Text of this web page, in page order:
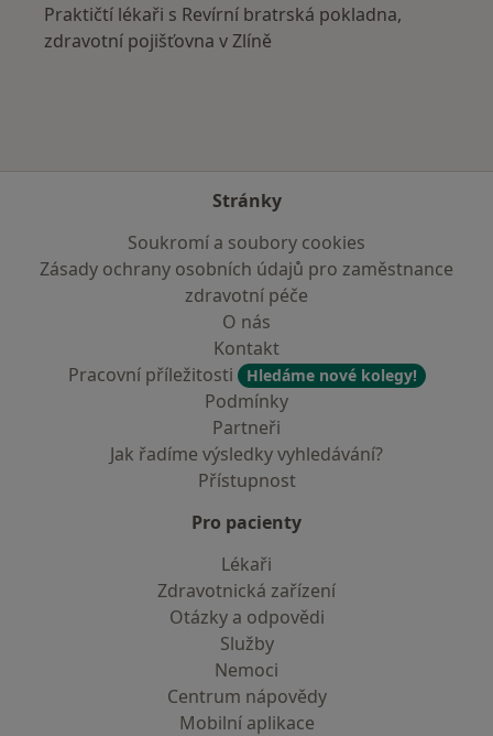
Praktičtí lékaři s Revírní bratrská pokladna,
zdravotní pojišťovna v Zlíně
Stránky
Soukromí a soubory cookies
Zásady ochrany osobních údajů pro zaměstnance
zdravotní péče
O nás
Kontakt
Pracovní příležitosti
Hledáme nové kolegy!
Podmínky
Partneři
Jak řadíme výsledky vyhledávání?
Přístupnost
Pro pacienty
Lékaři
Zdravotnická zařízení
Otázky a odpovědi
Služby
Nemoci
Centrum nápovědy
Mobilní aplikace